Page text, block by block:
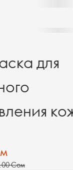
для
Сом